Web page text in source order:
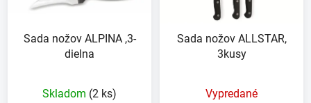
Sada nožov ALPINA ,3-
dielna
Skladom (2 ks)
Sada nožov ALLSTAR,
3kusy
Vypredané